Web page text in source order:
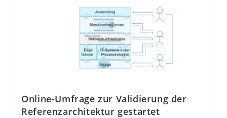
Online-Umfrage zur Validierung der
Referenzarchitektur gestartet